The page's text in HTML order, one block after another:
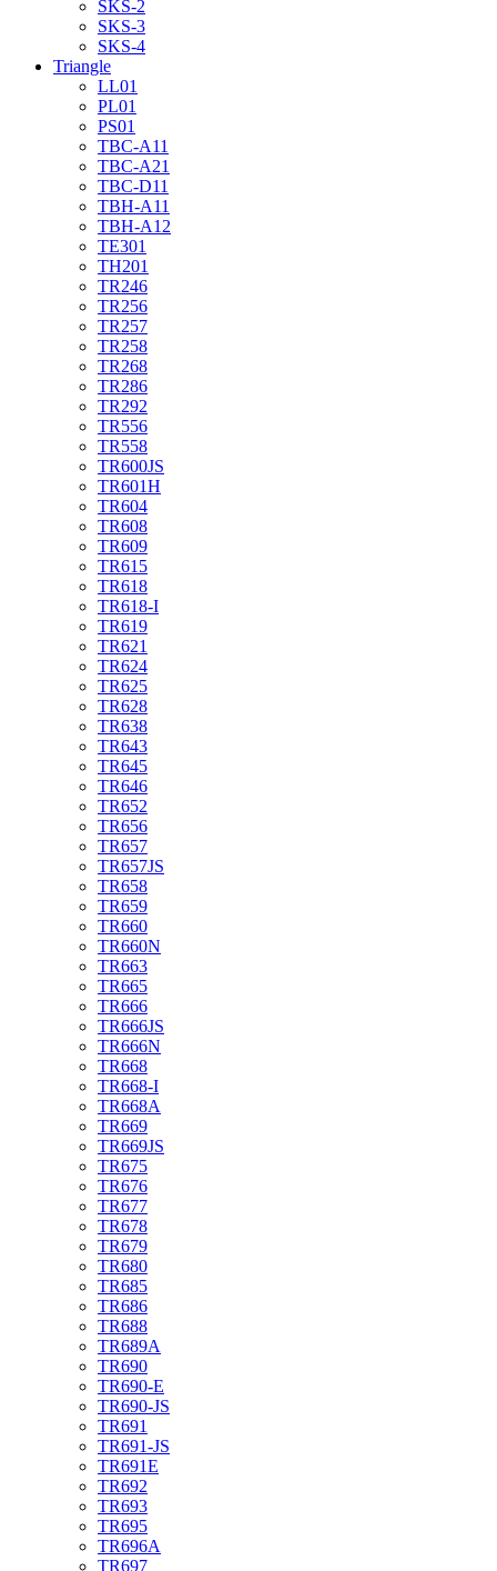
SKS-2
SKS-3
SKS-4
Triangle
LL01
PL01
PS01
TBC-A11
TBC-A21
TBC-D11
TBH-A11
TBH-A12
TE301
TH201
TR246
TR256
TR257
TR258
TR268
TR286
TR292
TR556
TR558
TR600JS
TR601H
TR604
TR608
TR609
TR615
TR618
TR618-I
TR619
TR621
TR624
TR625
TR628
TR638
TR643
TR645
TR646
TR652
TR656
TR657
TR657JS
TR658
TR659
TR660
TR660N
TR663
TR665
TR666
TR666JS
TR666N
TR668
TR668-I
TR668A
TR669
TR669JS
TR675
TR676
TR677
TR678
TR679
TR680
TR685
TR686
TR688
TR689A
TR690
TR690-E
TR690-JS
TR691
TR691-JS
TR691E
TR692
TR693
TR695
TR696A
TR697